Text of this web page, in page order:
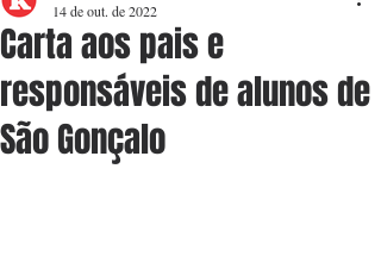
Carta aos pais e
responsáveis de alunos de
São Gonçalo
14 de out. de 2022